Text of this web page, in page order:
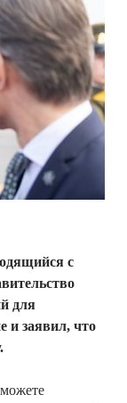
с
для
и заявил, что